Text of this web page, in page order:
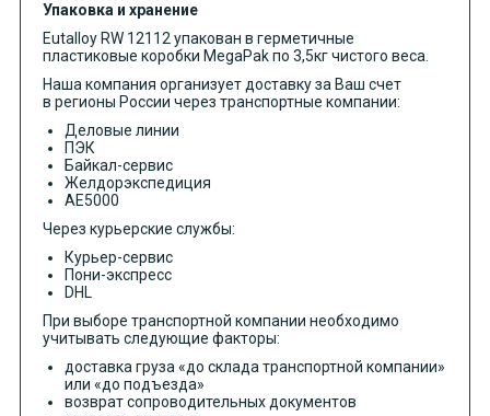
Упаковка и хранение
Eutalloy RW 12112 упакован в герметичные
пластиковые коробки MegaPak по 3,5кг чистого веса.
Наша компания организует доставку за Ваш счет
в регионы России через транспортные компании:
Деловые линии
ПЭК
Байкал-сервис
Желдорэкспедиция
АЕ5000
Через курьерские службы:
Курьер-сервис
Пони-экспресс
DHL
При выборе транспортной компании необходимо
учитывать следующие факторы:
доставка груза «до склада транспортной компании»
или «до подъезда»
возврат сопроводительных документов